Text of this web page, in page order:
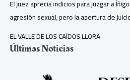
El juez aprecia indicios para juzgar a
agresión sexual, pero la apertura de
EL VALLE DE LOS CAÍDOS LLORA
Últimas Noticias